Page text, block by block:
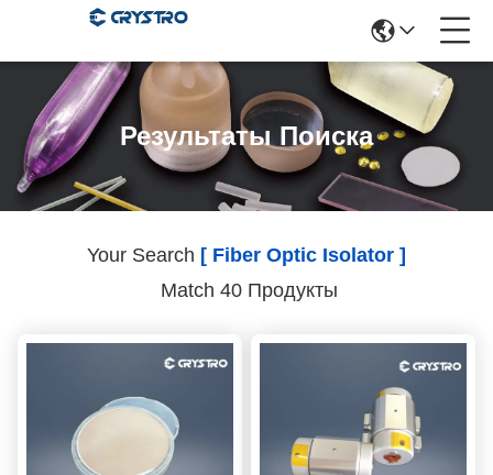
Результаты Поиска
Your Search [ Fiber Optic Isolator ]
Match 40 Продукты